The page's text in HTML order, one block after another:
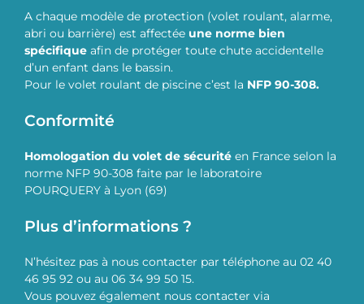
A chaque modèle de protection (volet roulant, alarme,
abri ou barrière) est affectée une norme bien
spécifique afin de protéger toute chute accidentelle
d’un enfant dans le bassin.
Pour le volet roulant de piscine c’est la NFP 90-308.
Conformité
Homologation du volet de sécurité en France selon la
norme NFP 90-308 faite par le laboratoire
POURQUERY à Lyon (69)
Plus d’informations ?
N’hésitez pas à nous contacter par téléphone au 02 40
46 95 92 ou au 06 34 99 50 15.
Vous pouvez également nous contacter via